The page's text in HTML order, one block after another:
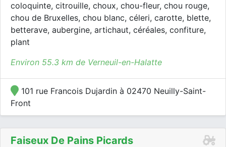
coloquinte, citrouille, choux, chou-fleur, chou rouge,
chou de Bruxelles, chou blanc, céleri, carotte, blette,
betterave, aubergine, artichaut, céréales, confiture,
plant
Environ 55.3 km de Verneuil-en-Halatte
101 rue Francois Dujardin à 02470 Neuilly-Saint-
Front
Faiseux De Pains Picards